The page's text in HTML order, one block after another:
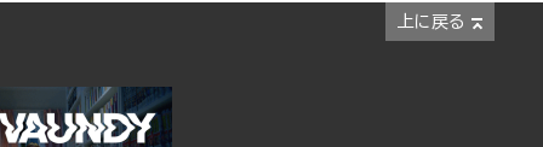
上に戻る